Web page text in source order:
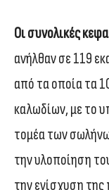
Οι συνολικές
ανήλθαν σε 119
από τα οποία τα
καλωδίων, με το
τομέα των
την υλοποίηση
την ενίσχυση